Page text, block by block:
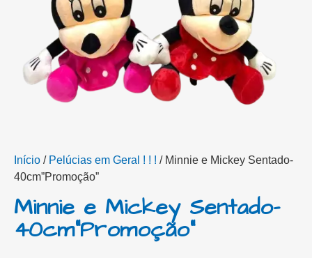
Início / Pelúcias em Geral ! ! ! / Minnie e Mickey Sentado-
40cm”Promoção”
Minnie e Mickey Sentado-
40cm”Promoção”